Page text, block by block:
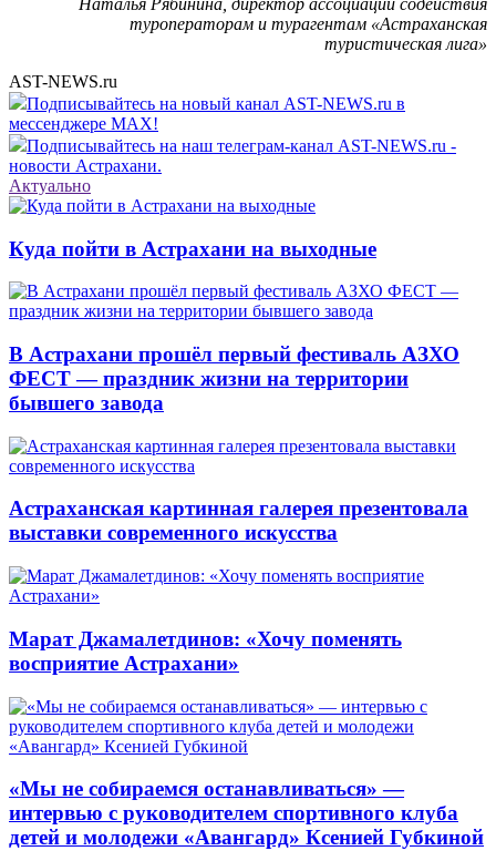
туроператорам и турагентам «Астраханская
туристическая лига»
AST-NEWS.ru
Подписывайтесь на новый канал AST-NEWS.ru в
мессенджере MAX!
Подписывайтесь на наш телеграм-канал AST-NEWS.ru -
новости Астрахани.
Актуально
Куда пойти в Астрахани на выходные
В Астрахани прошёл первый фестиваль АЗХО
ФЕСТ — праздник жизни на территории
бывшего завода
Астраханская картинная галерея презентовала
выставки современного искусства
Марат Джамалетдинов: «Хочу поменять
восприятие Астрахани»
«Мы не собираемся останавливаться» —
интервью с руководителем спортивного клуба
детей и молодежи «Авангард» Ксенией Губкиной